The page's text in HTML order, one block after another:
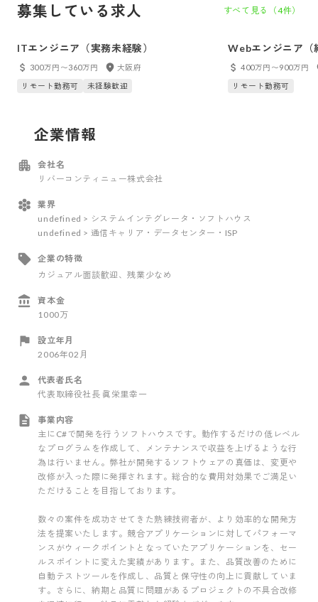
募集している求人 すべて見る（4件）
ITエンジニア（実務未経験）
300万円〜360万円
大阪府
リモート勤務可
未経験歓迎
Webエンジニア（
400万円〜900万円
リモート勤務可
企業情報
会社名
リバーコンティニュー株式会社
業界
undefined > システムインテグレータ・ソフトハウス
undefined > 通信キャリア・データセンター・ISP
企業の特徴
カジュアル面談歓迎 、残業少なめ
資本金
1000万
設立年月
2006年02月
代表者氏名
代表取締役社長 眞栄里幸一
事業内容
主にC#で開発を行うソフトハウスです。動作するだけの低レベル
なプログラムを作成して、メンテナンスで収益を上げるような行
為は行いません。弊社が開発するソフトウェアの真価は、変更や
改修が入った際に発揮されます。総合的な費用対効果でご満足い
ただけることを目指しております。
数々の案件を成功させてきた熟練技術者が、より効率的な開発方
法を提案いたします。競合アプリケーションに対してパフォーマ
ンスがウィークポイントとなっていたアプリケーションを、セー
ルスポイントに変えた実績があります。また、品質改善のために
自動テストツールを作成し、品質と保守性の向上に貢献していま
す。さらに、納期と品質に問題があるプロジェクトの不具合改修